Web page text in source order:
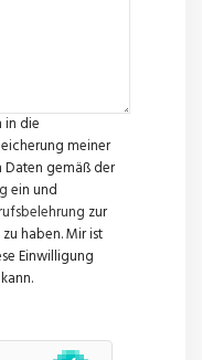
in die
meiner
gemäß der
ein und
zur
haben. Mir ist
Einwilligung